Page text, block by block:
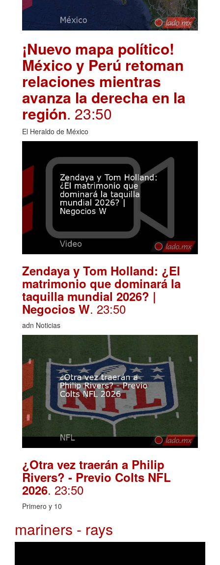
¡Nuevo mapa político!
México y Perú retoman
relaciones mientras
avanza la derecha en la
región. 23:50
El Heraldo de México
Zendaya y Tom Holland: ¿El
matrimonio que dominará la
taquilla mundial 2026? |
Negocios W. 23:50
adn Noticias
¿Otra vez traerán a Philip
Rivers? - Previo Colts NFL
2026. 23:50
Primero y 10
mariners - rays